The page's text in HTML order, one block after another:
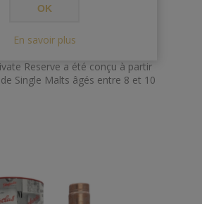
CL 45° PRIVATE RESERVE 2021
Reserve a été conçu à partir
Single Malts âgés entre 8 et 10
par Callum Fraser, le Master
OK
En savoir plus